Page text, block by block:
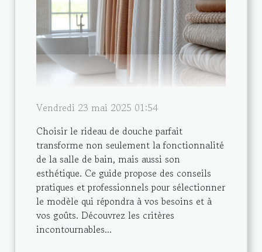
Vendredi 23 mai 2025 01:54
Choisir le rideau de douche parfait
transforme non seulement la fonctionnalité
de la salle de bain, mais aussi son
esthétique. Ce guide propose des conseils
pratiques et professionnels pour sélectionner
le modèle qui répondra à vos besoins et à
vos goûts. Découvrez les critères
incontournables...